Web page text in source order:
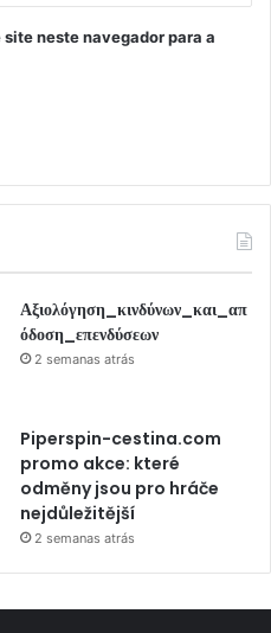
neste navegador para a
Αξιολόγηση_κινδύνων_και_απ
όδοση_επενδύσεων
2 semanas atrás
Piperspin-cestina.com
promo akce: které
odměny jsou pro hráče
nejdůležitější
2 semanas atrás